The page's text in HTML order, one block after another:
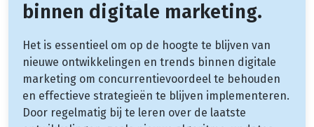
binnen digitale marketing.
Het is essentieel om op de hoogte te blijven van
nieuwe ontwikkelingen en trends binnen digitale
marketing om concurrentievoordeel te behouden
en effectieve strategieën te blijven implementeren.
Door regelmatig bij te leren over de laatste